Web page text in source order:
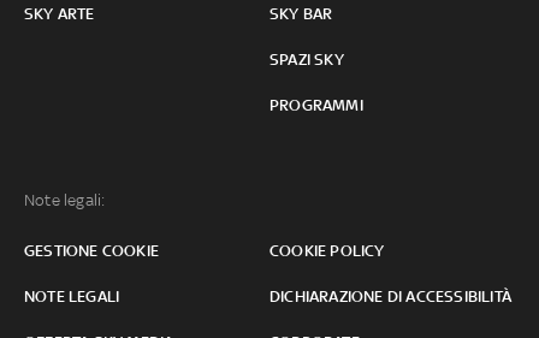
SKY ARTE SKY BAR
SPAZI SKY
PROGRAMMI
Note legali:
GESTIONE COOKIE COOKIE POLICY
NOTE LEGALI DICHIARAZIONE DI ACCESSIBILITÀ